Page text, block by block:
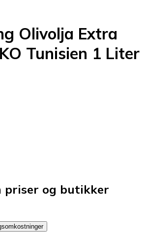
Olivolja Extra
Tunisien 1 Liter
priser og butikker